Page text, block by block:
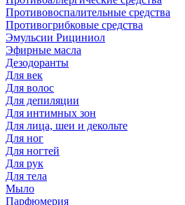
Противовоспалительные средства
Противогрибковые средства
Эмульсии Рициниол
Эфирные масла
Дезодоранты
Для век
Для волос
Для депиляции
Для интимных зон
Для лица, шеи и декольте
Для ног
Для ногтей
Для рук
Для тела
Мыло
Парфюмерия